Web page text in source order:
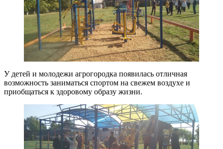
У детей и молодежи агрогородка появилась отличная
возможность заниматься спортом на свежем воздухе и
приобщаться к здоровому образу жизни.